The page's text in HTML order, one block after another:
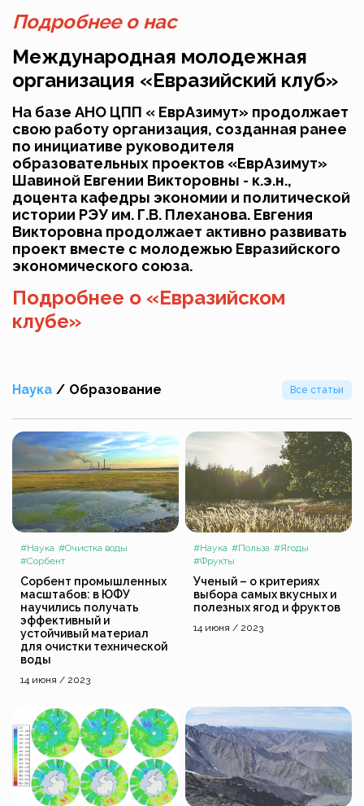
Подробнее о нас
Международная молодежная
организация «Евразийский клуб»
На базе АНО ЦПП « ЕврАзимут» продолжает
свою работу организация, созданная ранее
по инициативе руководителя
образовательных проектов «ЕврАзимут»
Шавиной Евгении Викторовны - к.э.н.,
доцента кафедры экономии и политической
истории РЭУ им. Г.В. Плеханова. Евгения
Викторовна продолжает активно развивать
проект вместе с молодежью Евразийского
экономического союза.
Подробнее о «Евразийском
клубе»
Наука / Образование Все статьи
#Наука #Очистка воды
#Сорбент
Сорбент промышленных
масштабов: в ЮФУ
научились получать
эффективный и
устойчивый материал
для очистки технической
воды
14 июня / 2023
#Наука #Польза #Ягоды
#Фрукты
Ученый – о критериях
выбора самых вкусных и
полезных ягод и фруктов
14 июня / 2023